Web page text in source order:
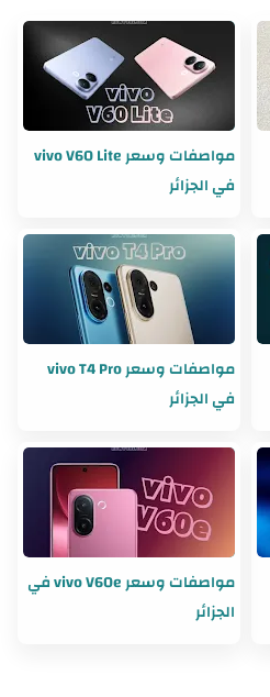
مواصفات وسعر vivo V60 Lite
في الجزائر
مواصفات وسعر vivo T4 Pro
في الجزائر
مواصفات وسعر vivo V60e في
الجزائر